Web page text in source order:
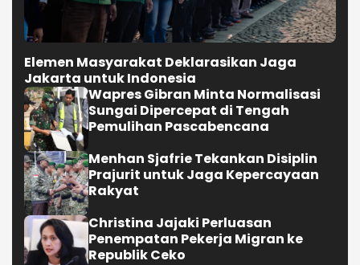
Elemen Masyarakat Deklarasikan Jaga
Jakarta untuk Indonesia
Wapres Gibran Minta Normalisasi
Sungai Dipercepat di Tengah
Pemulihan Pascabencana
Menhan Sjafrie Tekankan Disiplin
Prajurit untuk Jaga Kepercayaan
Rakyat
Christina Jajaki Perluasan
Penempatan Pekerja Migran ke
Republik Ceko